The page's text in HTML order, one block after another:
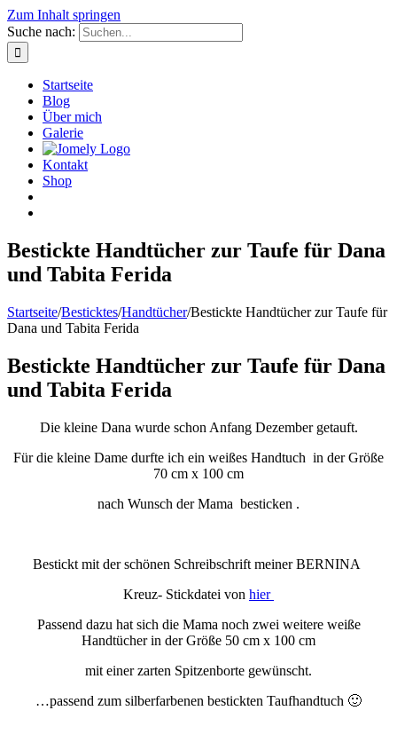
Zum Inhalt springen
Suche nach:
Startseite
Blog
Über mich
Galerie
Kontakt
Shop
Bestickte Handtücher zur Taufe für Dana
und Tabita Ferida
Startseite/Besticktes/Handtücher/Bestickte Handtücher zur Taufe für
Dana und Tabita Ferida
Bestickte Handtücher zur Taufe für Dana
und Tabita Ferida
Die kleine Dana wurde schon Anfang Dezember getauft.
Für die kleine Dame durfte ich ein weißes Handtuch in der Größe
70 cm x 100 cm
nach Wunsch der Mama besticken .
Bestickt mit der schönen Schreibschrift meiner BERNINA
Kreuz- Stickdatei von hier
Passend dazu hat sich die Mama noch zwei weitere weiße
Handtücher in der Größe 50 cm x 100 cm
mit einer zarten Spitzenborte gewünscht.
…passend zum silberfarbenen bestickten Taufhandtuch 🙂